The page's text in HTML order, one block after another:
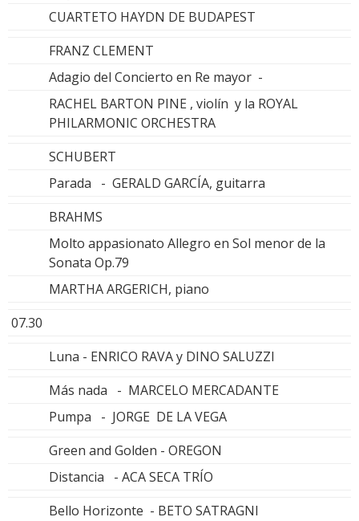
CUARTETO HAYDN DE BUDAPEST
FRANZ CLEMENT
Adagio del Concierto en Re mayor -
RACHEL BARTON PINE , violín y la ROYAL
PHILARMONIC ORCHESTRA
SCHUBERT
Parada - GERALD GARCÍA, guitarra
BRAHMS
Molto appasionato Allegro en Sol menor de la
Sonata Op.79
MARTHA ARGERICH, piano
07.30
Luna - ENRICO RAVA y DINO SALUZZI
Más nada - MARCELO MERCADANTE
Pumpa - JORGE DE LA VEGA
Green and Golden - OREGON
Distancia - ACA SECA TRÍO
Bello Horizonte - BETO SATRAGNI